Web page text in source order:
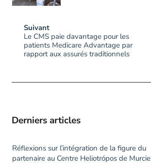
Suivant
Le CMS paie davantage pour les
patients Medicare Advantage par
rapport aux assurés traditionnels
Derniers articles
Réflexions sur l’intégration de la figure du
partenaire au Centre Heliotrópos de Murcie